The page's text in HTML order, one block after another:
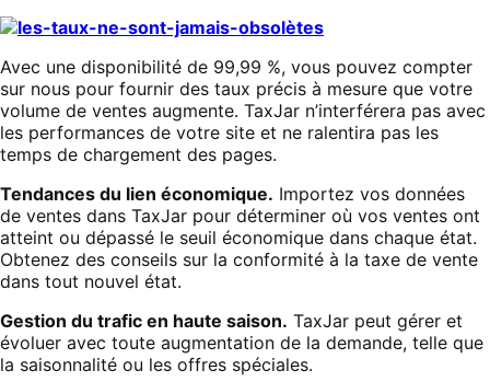
Avec une disponibilité de 99,99 %, vous pouvez compter
sur nous pour fournir des taux précis à mesure que votre
volume de ventes augmente. TaxJar n’interférera pas avec
les performances de votre site et ne ralentira pas les
temps de chargement des pages.
Tendances du lien économique. Importez vos données
de ventes dans TaxJar pour déterminer où vos ventes ont
atteint ou dépassé le seuil économique dans chaque état.
Obtenez des conseils sur la conformité à la taxe de vente
dans tout nouvel état.
Gestion du trafic en haute saison. TaxJar peut gérer et
évoluer avec toute augmentation de la demande, telle que
la saisonnalité ou les offres spéciales.